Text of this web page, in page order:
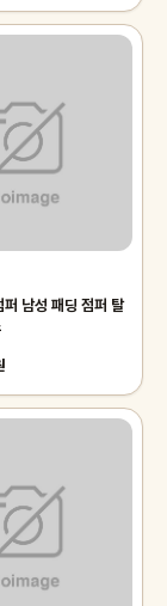
퍼 남성 패딩 점퍼 탈